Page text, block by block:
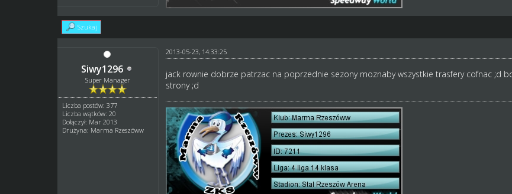
Szukaj
Siwy1296
Super Manager
Liczba postów: 377
Liczba wątków: 20
Dołączył: Mar 2013
Drużyna: Marma Rzeszóww
2013-05-23, 14:33:25
jack rownie dobrze patrzac na poprzednie sezony moznaby wszystkie trasfery cofnac ;d
strony ;d